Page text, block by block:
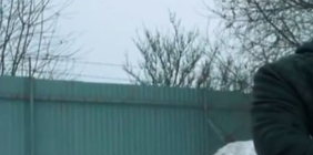
Témata
Showbyznys